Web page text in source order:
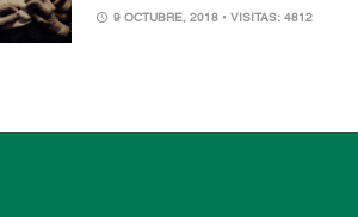
9 OCTUBRE, 2018 • VISITAS: 4812